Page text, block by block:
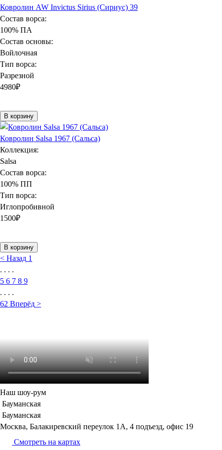
Ковролин AW Invictus Sirius (Сириус) 39
Состав ворса:
100% ПА
Состав основы:
Войлочная
Тип ворса:
Разрезной
4980₽
В корзину
Ковролин Salsa 1967 (Сальса)
Коллекция:
Salsa
Состав ворса:
100% ПП
Тип ворса:
Иглопробивной
1500₽
В корзину
< Назад 1
. . . .
5 6 7 8 9
. . . .
62 Вперёд >
Наш шоу-рум
Бауманская
Бауманская
Москва, Балакиревский переулок 1А, 4 подъезд, офис 19
Смотреть на картах